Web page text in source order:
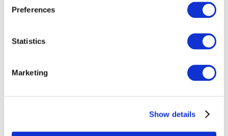
Preferences
Statistics
Marketing
Show details